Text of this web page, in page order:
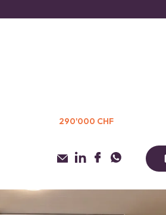
290'000 CHF